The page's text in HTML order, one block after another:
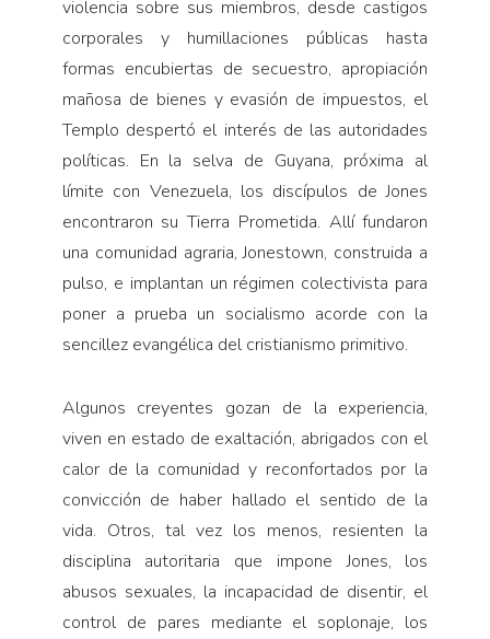
violencia sobre sus miembros, desde castigos
corporales y humillaciones públicas hasta
formas encubiertas de secuestro, apropiación
mañosa de bienes y evasión de impuestos, el
Templo despertó el interés de las autoridades
políticas. En la selva de Guyana, próxima al
límite con Venezuela, los discípulos de Jones
encontraron su Tierra Prometida. Allí fundaron
una comunidad agraria, Jonestown, construida a
pulso, e implantan un régimen colectivista para
poner a prueba un socialismo acorde con la
sencillez evangélica del cristianismo primitivo.
Algunos creyentes gozan de la experiencia,
viven en estado de exaltación, abrigados con el
calor de la comunidad y reconfortados por la
convicción de haber hallado el sentido de la
vida. Otros, tal vez los menos, resienten la
disciplina autoritaria que impone Jones, los
abusos sexuales, la incapacidad de disentir, el
control de pares mediante el soplonaje, los